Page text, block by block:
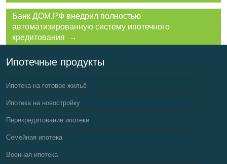
Банк ДОМ.РФ внедрил полностью
автоматизированную систему ипотечного
кредитования →
Ипотечные продукты
Ипотека на готовое жильё
Ипотека на новостройку
Перекредитование ипотеки
Семейная ипотека
Военная ипотека